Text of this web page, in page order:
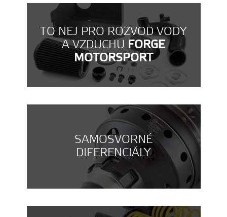
TO NEJ PRO ROZVOD VODY
A VZDUCHU FORGE
MOTORSPORT
SAMOSVORNÉ
DIFERENCIÁLY